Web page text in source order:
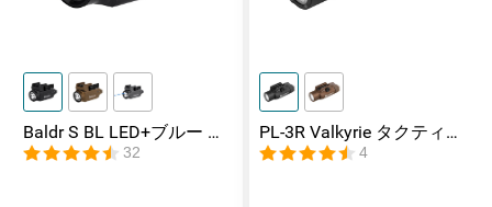
Baldr S BL LED+ブルー レ
ーザー タクティカルライ
ト 充電式
32
PL-3R Valkyrie タクティカ
ルライト
4